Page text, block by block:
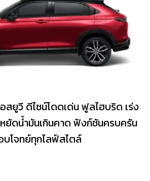
สยูวี ดีไซน์โดดเด่น ฟูลไฮบริด เร่ง
หยัดน้ำมันเกินคาด ฟังก์ชันครบครัน
บโจทย์ทุกไลฟ์สไตล์